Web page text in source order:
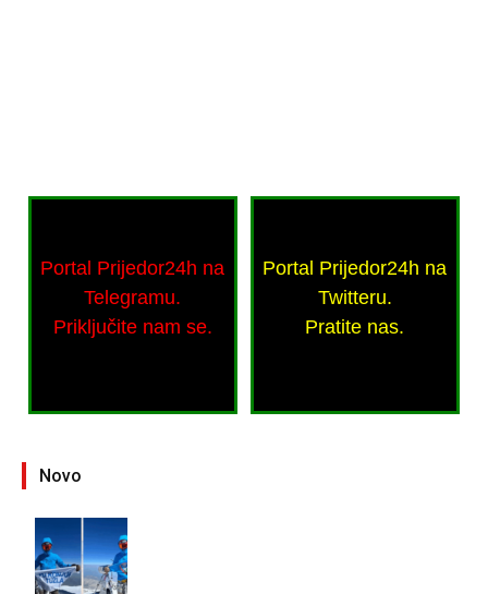
Portal Prijedor24h na
Telegramu.
Priključite nam se.
Portal Prijedor24h na
Twitteru.
Pratite nas.
Novo